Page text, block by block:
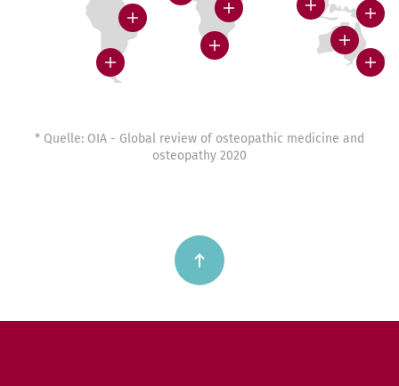
* Quelle: OIA - Global review of osteopathic medicine and
osteopathy 2020